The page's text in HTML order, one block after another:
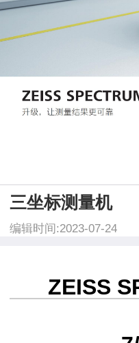
三坐标测量机
编辑时间:2023-07-24
ZEISS